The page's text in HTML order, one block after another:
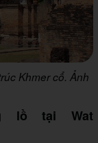
Khmer cổ. Ảnh
lồ tại Wat